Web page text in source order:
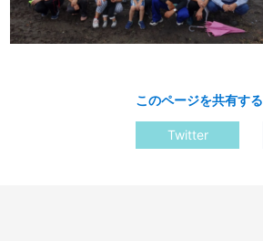
このページを共有する
Twitter